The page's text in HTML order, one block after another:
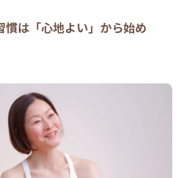
慣は「心地よい」から始め